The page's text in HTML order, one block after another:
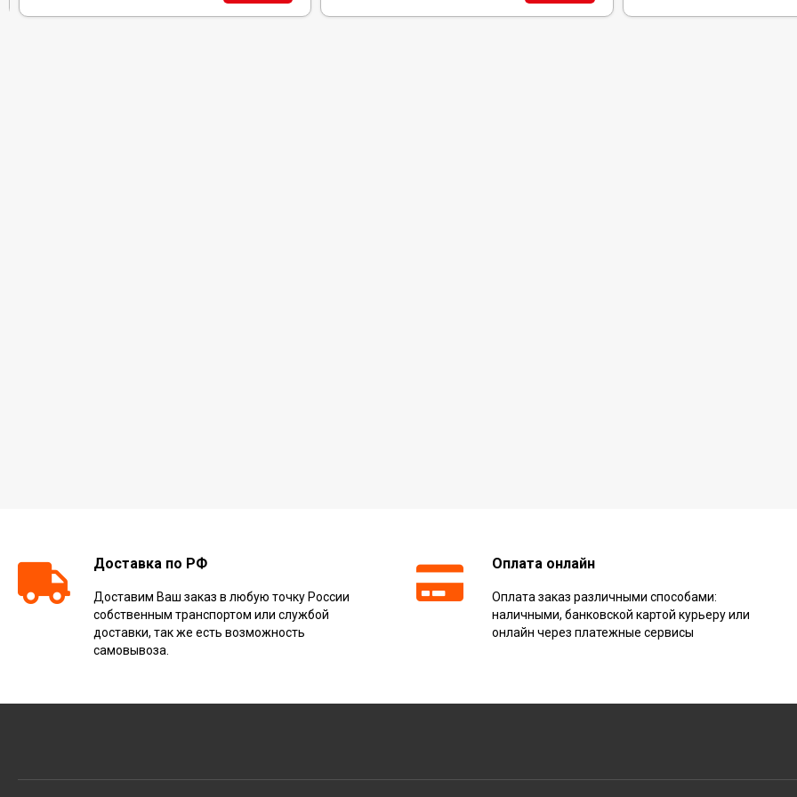
Доставка по РФ
Доставим Ваш заказ в любую точку России
собственным транспортом или службой
доставки, так же есть возможность
самовывоза.
Оплата онлайн
Оплата заказ различными способами:
наличными, банковской картой курьеру или
онлайн через платежные сервисы